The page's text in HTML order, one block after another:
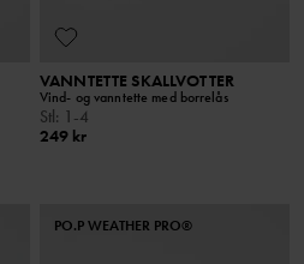
VANNTETTE SKALLVOTTER
Vind- og vanntette med borrelås
Stl : 1-4
249 kr
PO.P WEATHER PRO®